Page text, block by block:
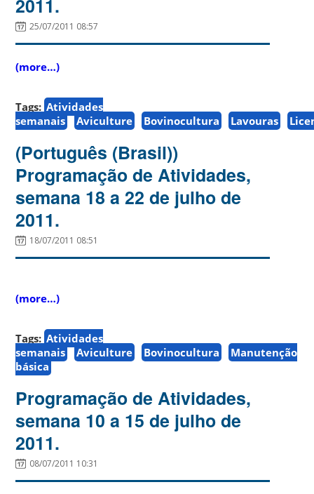
2011.
25/07/2011 08:57
(more…)
Tags: Atividades
semanais
Aviculture Bovinocultura Lavouras
(Português (Brasil))
Programação de Atividades,
semana 18 a 22 de julho de
2011.
18/07/2011 08:51
(more…)
Tags: Atividades
semanais
Aviculture Bovinocultura
Manutenção
básica
Programação de Atividades,
semana 10 a 15 de julho de
2011.
08/07/2011 10:31